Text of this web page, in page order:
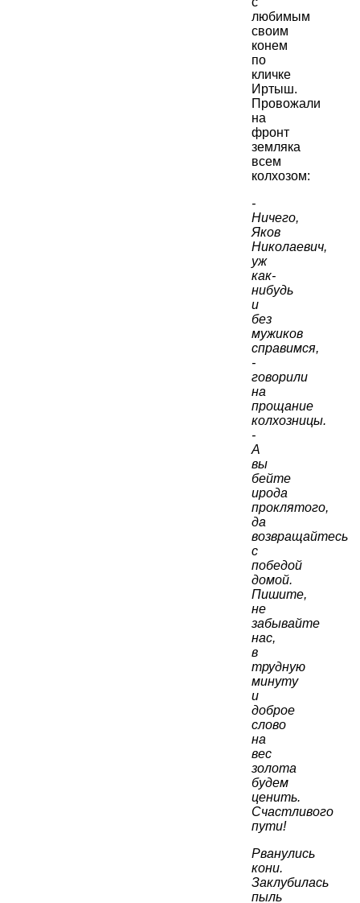
любимым
своим
конем
по
кличке
Иртыш.
Провожали
на
фронт
земляка
всем
колхозом:
-
Ничего,
Яков
Николаевич,
уж
как-
нибудь
и
без
мужиков
справимся,
-
говорили
на
прощание
колхозницы.
-
А
вы
бейте
ирода
проклятого,
да
возвращайтесь
с
победой
домой.
Пишите,
не
забывайте
нас,
в
трудную
минуту
и
доброе
слово
на
вес
золота
будем
ценить.
Счастливого
пути!
Рванулись
кони.
Заклубилась
пыль